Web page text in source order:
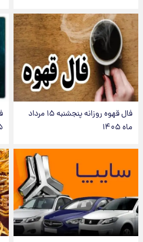
فال قهوه روزانه پنجشنبه ۱۵ مرداد
ماه ۱۴۰۵